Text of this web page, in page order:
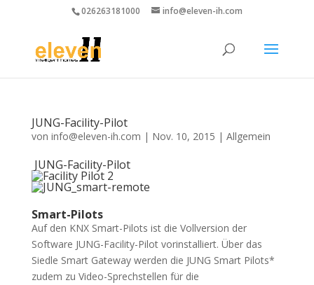
026263181000 info@eleven-ih.com
JUNG-Facility-Pilot
von info@eleven-ih.com | Nov. 10, 2015 | Allgemein
JUNG-Facility-Pilot
Smart-Pilots
Auf den KNX Smart-Pilots ist die Vollversion der
Software JUNG-Facility-Pilot vorinstalliert. Über das
Siedle Smart Gateway werden die JUNG Smart Pilots*
zudem zu Video-Sprechstellen für die